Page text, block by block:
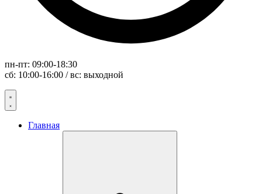
пн-пт: 09:00-18:30
сб: 10:00-16:00 / вс: выходной
Главная